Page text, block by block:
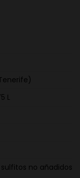
L
no añadidos